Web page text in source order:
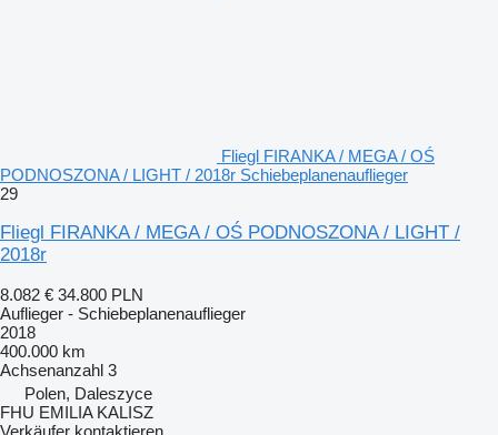
Fliegl FIRANKA / MEGA / OŚ
PODNOSZONA / LIGHT / 2018r Schiebeplanenauflieger
29
Fliegl FIRANKA / MEGA / OŚ PODNOSZONA / LIGHT /
2018r
8.082 € 34.800 PLN
Auflieger - Schiebeplanenauflieger
2018
400.000 km
Achsenanzahl 3
Polen, Daleszyce
FHU EMILIA KALISZ
Verkäufer kontaktieren